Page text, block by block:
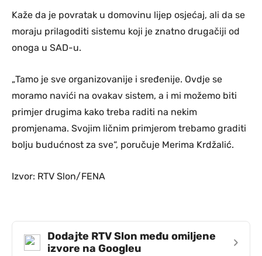
Kaže da je povratak u domovinu lijep osjećaj, ali da se
moraju prilagoditi sistemu koji je znatno drugačiji od
onoga u SAD-u.
„Tamo je sve organizovanije i sređenije. Ovdje se
moramo navići na ovakav sistem, a i mi možemo biti
primjer drugima kako treba raditi na nekim
promjenama. Svojim ličnim primjerom trebamo graditi
bolju budućnost za sve“, poručuje Merima Krdžalić.
Izvor: RTV Slon/FENA
Dodajte RTV Slon među omiljene
izvore na Googleu
›